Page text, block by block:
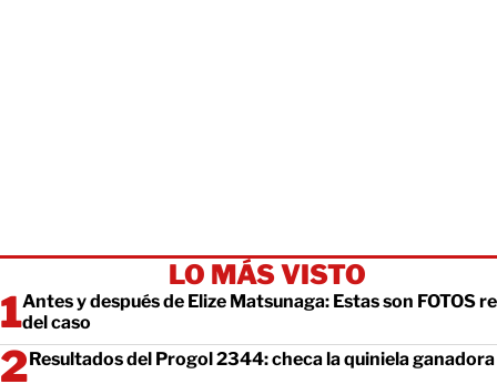
LO MÁS VISTO
Antes y después de Elize Matsunaga: Estas son FOTOS
del caso
Resultados del Progol 2344: checa la quiniela ganadora